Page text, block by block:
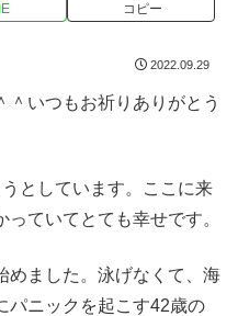
コピー
2022.09.29
＾いつもお祈りありがとう
としています。ここに来
ていてとても幸せです。
めました。泳げなくて、海
パニックを起こす42歳の